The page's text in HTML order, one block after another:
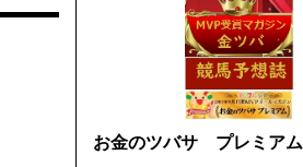
お金のツバサ プレミアム